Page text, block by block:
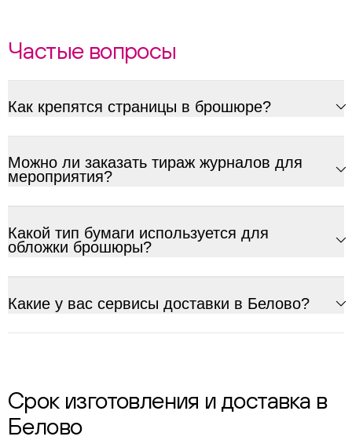
Частые вопросы
Как крепятся страницы в брошюре?
Можно ли заказать тираж журналов для
мероприятия?
Какой тип бумаги используется для
обложки брошюры?
Какие у вас сервисы доставки в Белово?
Срок изготовления и доставка в
Белово